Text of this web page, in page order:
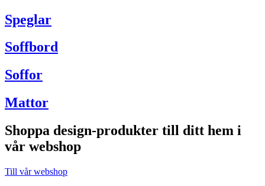
Speglar
Soffbord
Soffor
Mattor
Shoppa design-produkter till ditt hem i
vår webshop
Till vår webshop